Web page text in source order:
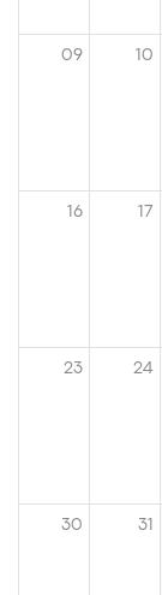
09 10
16 17
23 24
30 31